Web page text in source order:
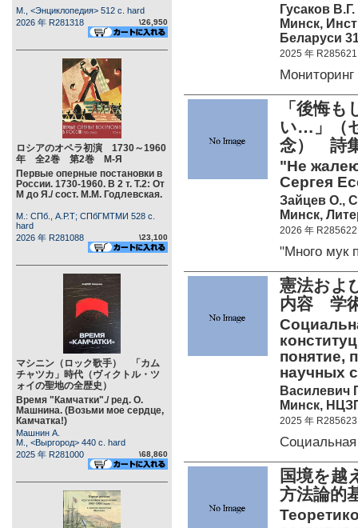
М., <Энциклопедия> 512 c. hard
2026 年 R281318
\26,950
ロシアのオペラ初演 1730～1960
年 全2巻 第2巻 М-Я
Первые оперные постановки в
России. 1730-1960. В 2 т. Т.2: От
М до Я./ сост. М.М. Годлевская.
М.: СПб., А.Р.Т; СПбГМТМИ 528 c.
hard
2026 年 R281088
\23,100
マシニン（ロック歌手） 「カム
チャツカ」時代（ヴィクトル・ツ
ォイの聖地の全歴史）
Время "Камчатки"./ ред. О.
Машнина. (Возьми мое сердце,
Камчатка!)
Машнин А.
М., <Выргород> 440 c. hard
2025 年 R281000
\68,860
Гусаков В.Г.
Минск,
Беларуси
2025 年 R285621
「後悔
い…」（
念）
"Не
Сергея
Зайцев О.,
Минск,
2026 年 R285622
"Много мук
憲法およ
内容 学
понятие,
научных
Василевич
Минск,
2025 年 R285623
Социальная
国境を越
方法論